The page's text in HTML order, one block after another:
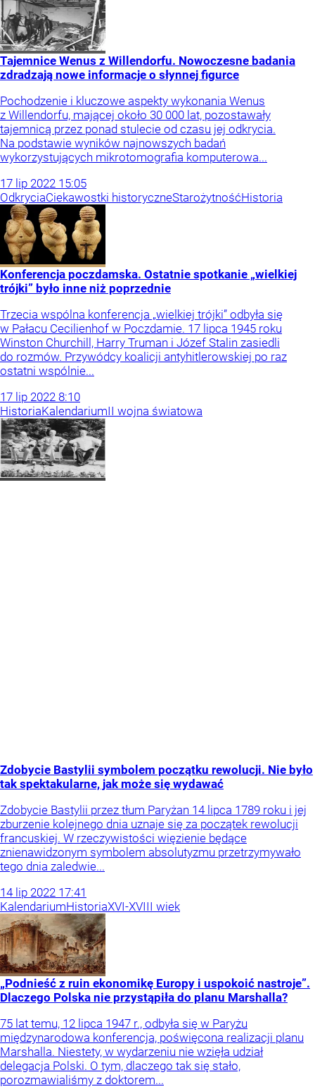
Tajemnice Wenus z Willendorfu. Nowoczesne badania
zdradzają nowe informacje o słynnej figurce
Pochodzenie i kluczowe aspekty wykonania Wenus
z Willendorfu, mającej około 30 000 lat, pozostawały
tajemnicą przez ponad stulecie od czasu jej odkrycia.
Na podstawie wyników najnowszych badań
wykorzystujących mikrotomografia komputerowa...
17 lip 2022 15:05
OdkryciaCiekawostki historyczneStarożytnośćHistoria
Konferencja poczdamska. Ostatnie spotkanie „wielkiej
trójki” było inne niż poprzednie
Trzecia wspólna konferencja „wielkiej trójki” odbyła się
w Pałacu Cecilienhof w Poczdamie. 17 lipca 1945 roku
Winston Churchill, Harry Truman i Józef Stalin zasiedli
do rozmów. Przywódcy koalicji antyhitlerowskiej po raz
ostatni wspólnie...
17 lip 2022 8:10
HistoriaKalendariumII wojna światowa
Zdobycie Bastylii symbolem początku rewolucji. Nie było
tak spektakularne, jak może się wydawać
Zdobycie Bastylii przez tłum Paryżan 14 lipca 1789 roku i jej
zburzenie kolejnego dnia uznaje się za początek rewolucji
francuskiej. W rzeczywistości więzienie będące
znienawidzonym symbolem absolutyzmu przetrzymywało
tego dnia zaledwie...
14 lip 2022 17:41
KalendariumHistoriaXVI-XVIII wiek
„Podnieść z ruin ekonomikę Europy i uspokoić nastroje”.
Dlaczego Polska nie przystąpiła do planu Marshalla?
75 lat temu, 12 lipca 1947 r., odbyła się w Paryżu
międzynarodowa konferencja, poświęcona realizacji planu
Marshalla. Niestety, w wydarzeniu nie wzięła udział
delegacja Polski. O tym, dlaczego tak się stało,
porozmawialiśmy z doktorem...